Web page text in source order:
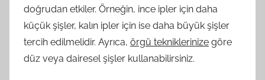
doğrudan etkiler. Örneğin, ince ipler için daha
küçük şişler, kalın ipler için ise daha büyük şişler
tercih edilmelidir. Ayrıca, örgü tekniklerinize göre
düz veya dairesel şişler kullanabilirsiniz.